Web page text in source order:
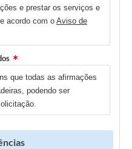
e prestar os serviços e
acordo com o Aviso de
que todas as afirmações
podendo ser